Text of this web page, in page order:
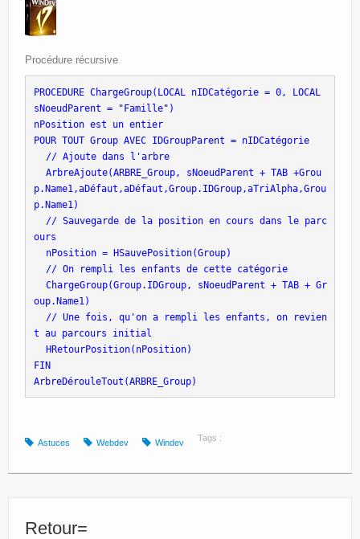
Procédure récursive
PROCEDURE ChargeGroup(LOCAL nIDCatégorie = 0, LOCAL
sNoeudParent = "Famille")
nPosition est un entier
POUR TOUT Group AVEC IDGroupParent = nIDCatégorie
// Ajoute dans l'arbre
ArbreAjoute(ARBRE_Group, sNoeudParent + TAB +Grou
p.Name1,aDéfaut,aDéfaut,Group.IDGroup,aTriAlpha,Grou
p.Name1)
// Sauvegarde de la position en cours dans le parc
ours
nPosition = HSauvePosition(Group)
// On rempli les enfants de cette catégorie
ChargeGroup(Group.IDGroup, sNoeudParent + TAB + Gr
oup.Name1)
// Une fois, qu'on a rempli les enfants, on revien
t au parcours initial
HRetourPosition(nPosition)
FIN
ArbreDérouleTout(ARBRE_Group)
Tags :
Astuces Webdev Windev
Retour=